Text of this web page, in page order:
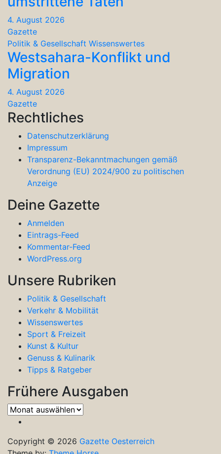
4. August 2026
Gazette
Politik & Gesellschaft Wissenswertes
Westsahara-Konflikt und
Migration
4. August 2026
Gazette
Rechtliches
Datenschutzerklärung
Impressum
Transparenz-Bekanntmachungen gemäß
Verordnung (EU) 2024/900 zu politischen
Anzeige
Deine Gazette
Anmelden
Eintrags-Feed
Kommentar-Feed
WordPress.org
Unsere Rubriken
Politik & Gesellschaft
Verkehr & Mobilität
Wissenswertes
Sport & Freizeit
Kunst & Kultur
Genuss & Kulinarik
Tipps & Ratgeber
Frühere Ausgaben
Frühere
Ausgaben
Copyright © 2026 Gazette Oesterreich